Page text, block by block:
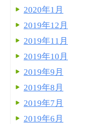
2020年1月
2019年12月
2019年11月
2019年10月
2019年9月
2019年8月
2019年7月
2019年6月